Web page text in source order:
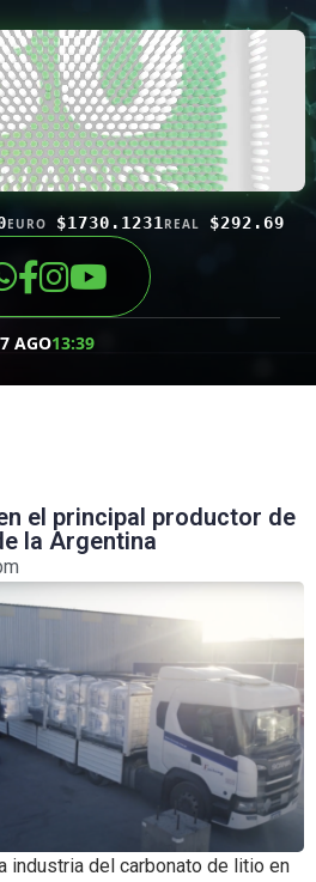
EURO $1730.1231 REAL $292.69
7 AGO13:39
el principal productor de
la Argentina
industria del carbonato de litio en